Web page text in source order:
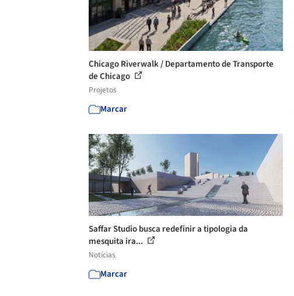
Chicago Riverwalk / Departamento de Transporte
de Chicago
Projetos
Marcar
Saffar Studio busca redefinir a tipologia da
mesquita ira...
Notícias
Marcar